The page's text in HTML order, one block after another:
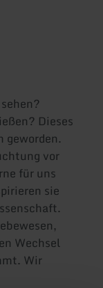
Dieses
geworden.
vor
für uns
sie
Wechsel
Wir